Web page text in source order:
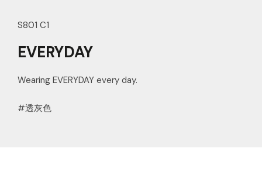
S801 C1
EVERYDAY
Wearing EVERYDAY every day.
#透灰色